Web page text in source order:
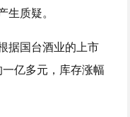
质疑。
据国台酒业的上市
亿多元，库存涨幅